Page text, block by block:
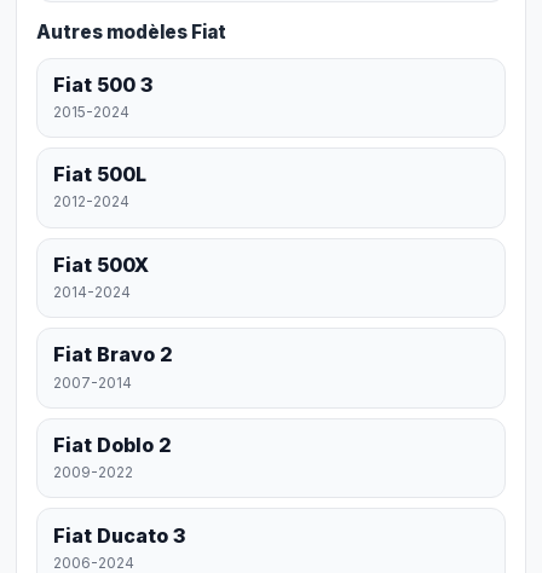
Autres modèles Fiat
Fiat 500 3
2015-2024
Fiat 500L
2012-2024
Fiat 500X
2014-2024
Fiat Bravo 2
2007-2014
Fiat Doblo 2
2009-2022
Fiat Ducato 3
2006-2024